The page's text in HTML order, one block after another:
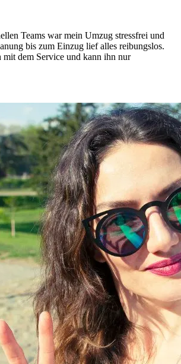
Teams war mein Umzug stressfrei und
bis zum Einzug lief alles reibungslos.
mit dem Service und kann ihn nur